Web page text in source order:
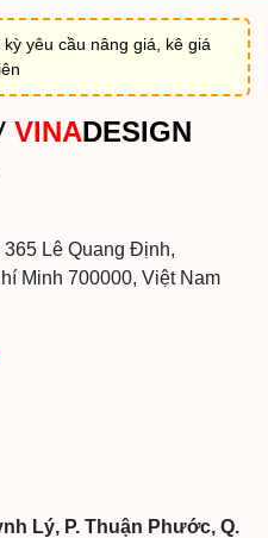
yêu cầu nâng giá, kê giá
VINADESIGN
365 Lê Quang Định,
Minh 700000, Việt Nam
Lý, P. Thuận Phước, Q.